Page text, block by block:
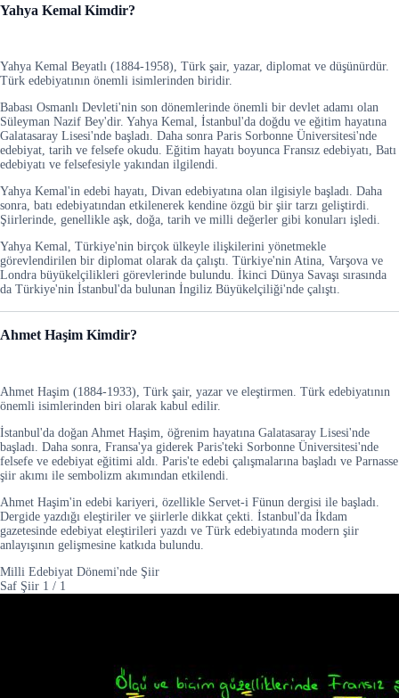
Yahya Kemal Kimdir?
Yahya Kemal Beyatlı (1884-1958), Türk şair, yazar, diplomat ve düşünürdür.
Türk edebiyatının önemli isimlerinden biridir.
Babası Osmanlı Devleti'nin son dönemlerinde önemli bir devlet adamı olan
Süleyman Nazif Bey'dir. Yahya Kemal, İstanbul'da doğdu ve eğitim hayatına
Galatasaray Lisesi'nde başladı. Daha sonra Paris Sorbonne Üniversitesi'nde
edebiyat, tarih ve felsefe okudu. Eğitim hayatı boyunca Fransız edebiyatı, Batı
edebiyatı ve felsefesiyle yakından ilgilendi.
Yahya Kemal'in edebi hayatı, Divan edebiyatına olan ilgisiyle başladı. Daha
sonra, batı edebiyatından etkilenerek kendine özgü bir şiir tarzı geliştirdi.
Şiirlerinde, genellikle aşk, doğa, tarih ve milli değerler gibi konuları işledi.
Yahya Kemal, Türkiye'nin birçok ülkeyle ilişkilerini yönetmekle
görevlendirilen bir diplomat olarak da çalıştı. Türkiye'nin Atina, Varşova ve
Londra büyükelçilikleri görevlerinde bulundu. İkinci Dünya Savaşı sırasında
da Türkiye'nin İstanbul'da bulunan İngiliz Büyükelçiliği'nde çalıştı.
Ahmet Haşim Kimdir?
Ahmet Haşim (1884-1933), Türk şair, yazar ve eleştirmen. Türk edebiyatının
önemli isimlerinden biri olarak kabul edilir.
İstanbul'da doğan Ahmet Haşim, öğrenim hayatına Galatasaray Lisesi'nde
başladı. Daha sonra, Fransa'ya giderek Paris'teki Sorbonne Üniversitesi'nde
felsefe ve edebiyat eğitimi aldı. Paris'te edebi çalışmalarına başladı ve Parnasse
şiir akımı ile sembolizm akımından etkilendi.
Ahmet Haşim'in edebi kariyeri, özellikle Servet-i Fünun dergisi ile başladı.
Dergide yazdığı eleştiriler ve şiirlerle dikkat çekti. İstanbul'da İkdam
gazetesinde edebiyat eleştirileri yazdı ve Türk edebiyatında modern şiir
anlayışının gelişmesine katkıda bulundu.
Milli Edebiyat Dönemi'nde Şiir
Saf Şiir 1 / 1